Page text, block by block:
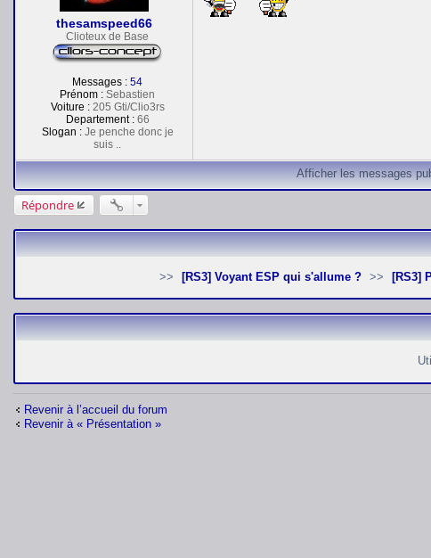
thesamspeed66
Clioteux de Base
Messages : 54
Prénom : Sebastien
Voiture :205 Gti/Clio3rs
Departement :66
Slogan :Je penche donc je
suis ..
a
Afficher les messages
Répondre
[RS3] Voyant ESP qui s'allume ?
Revenir à l’accueil du forum
Revenir à « Présentation »